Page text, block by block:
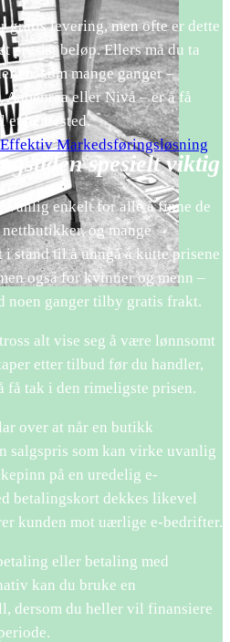
Markedsføringsløsning
gratis levering, men ofte er dette
presist beløp. Ellers må du ta
som mange ganger –
eller Nivå – er å få
et hentested.
spesielt viktig
enkelt for alle å finne de
og mange
stand til å unngå å kutte prisene
også for kvinner og menn –
noen ganger tilby gratis frakt.
alt vise seg å være lønnsomt
etter tilbud før du handler,
tak i den rimeligste prisen.
over at når en butikk
salgspris som kan virke uvanlig
på en uredelig e-
betalingskort dekkes likevel
kunden mot uærlige e-bedrifter.
eller betaling med
kan du bruke en
dersom du heller vil finansiere